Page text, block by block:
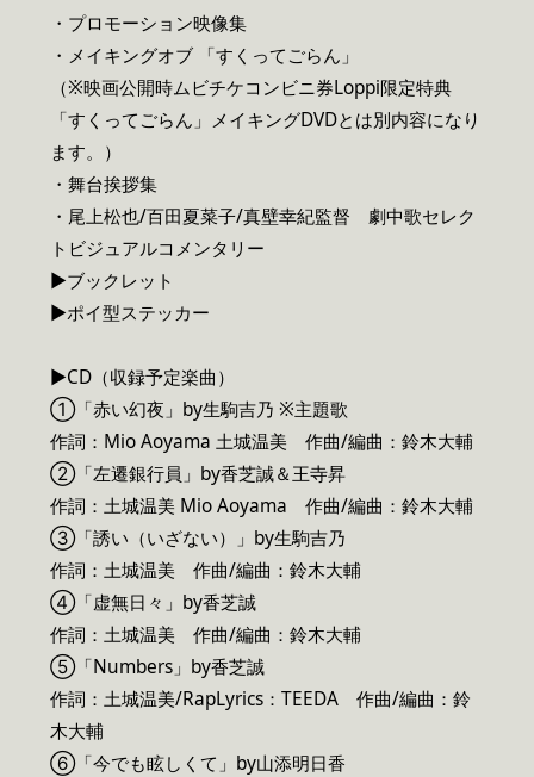
・プロモーション映像集
・メイキングオブ 「すくってごらん」
（※映画公開時ムビチケコンビニ券Loppi限定特典
「すくってごらん」メイキングDVDとは別内容になり
ます。）
・舞台挨拶集
・尾上松也/百田夏菜子/真壁幸紀監督 劇中歌セレク
トビジュアルコメンタリー
▶︎ブックレット
▶︎ポイ型ステッカー
▶CD（収録予定楽曲）
①「赤い幻夜」by⽣駒吉乃 ※主題歌
作詞：Mio Aoyama ⼟城温美 作曲/編曲：鈴⽊⼤輔
②「左遷銀⾏員」by⾹芝誠＆王寺昇
作詞：⼟城温美 Mio Aoyama 作曲/編曲：鈴⽊⼤輔
③「誘い（いざない）」by⽣駒吉乃
作詞：⼟城温美 作曲/編曲：鈴⽊⼤輔
④「虚無⽇々」by⾹芝誠
作詞：⼟城温美 作曲/編曲：鈴⽊⼤輔
⑤「Numbers」by⾹芝誠
作詞：⼟城温美/RapLyrics：TEEDA 作曲/編曲：鈴
⽊⼤輔
⑥「今でも眩しくて」by⼭添明⽇⾹